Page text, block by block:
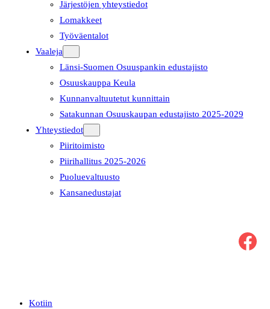
Järjestöjen yhteystiedot
Lomakkeet
Työväentalot
Vaaleja
Länsi-Suomen Osuuspankin edustajisto
Osuuskauppa Keula
Kunnanvaltuutetut kunnittain
Satakunnan Osuuskaupan edustajisto 2025-2029
Yhteystiedot
Piiritoimisto
Piirihallitus 2025-2026
Puoluevaltuusto
Kansanedustajat
Facebook
Kotiin